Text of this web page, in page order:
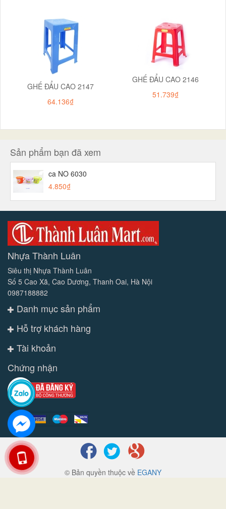
GHẾ ĐẨU CAO 2147
64.136₫
GHẾ ĐẨU CAO 2146
51.739₫
Sản phẩm bạn đã xem
ca NO 6030
4.850₫
Nhựa Thành Luân
Siêu thị Nhựa Thành Luân
Số 5 Cao Xã, Cao Dương, Thanh Oai, Hà Nội
0987188882
Danh mục sản phẩm
Hỗ trợ khách hàng
Tài khoản
Chứng nhận
© Bản quyền thuộc về EGANY